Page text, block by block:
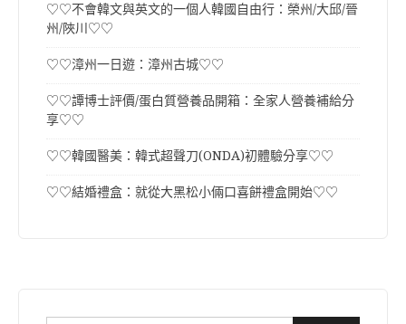
♡♡不會韓文與英文的一個人韓國自由行：榮州/大邱/晉
州/陜川♡♡
♡♡漳州一日遊：漳州古城♡♡
♡♡譚博士評價/蛋白質營養品開箱：全家人營養補給分
享♡♡
♡♡韓國醫美：韓式超聲刀(ONDA)初體驗分享♡♡
♡♡結婚禮盒：就從大黑松小倆口喜餅禮盒開始♡♡